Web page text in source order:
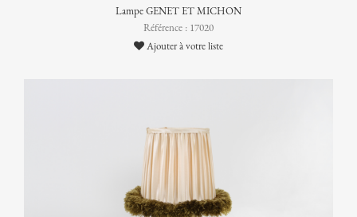
Lampe GENET ET MICHON
Référence : 17020
Ajouter à votre liste